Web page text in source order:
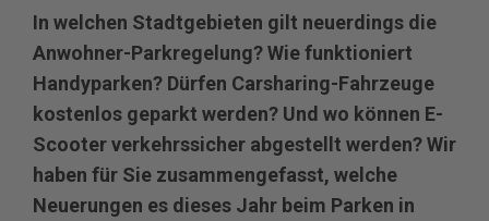
In welchen Stadtgebieten gilt neuerdings die
Anwohner-Parkregelung? Wie funktioniert
Handyparken? Dürfen Carsharing-Fahrzeuge
kostenlos geparkt werden? Und wo können E-
Scooter verkehrssicher abgestellt werden? Wir
haben für Sie zusammengefasst, welche
Neuerungen es dieses Jahr beim Parken in